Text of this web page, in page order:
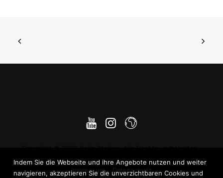
Webdesign: CONNSKILL GmbH & Co. KG
Impressum– Datenschutz
Indem Sie die Webseite und ihre Angebote nutzen und weiter
navigieren, akzeptieren Sie die unverzichtbaren Cookies und